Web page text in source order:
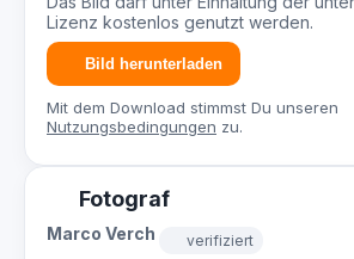
Lizenz kostenlos genutzt werden.
Bild herunterladen
Mit dem Download stimmst Du unseren
Nutzungsbedingungen zu.
Fotograf
Marco Verch verifiziert